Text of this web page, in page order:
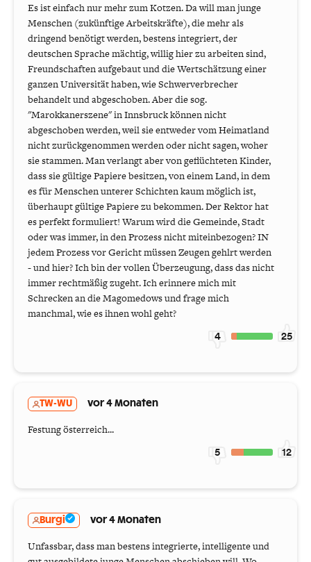
Es ist einfach nur mehr zum Kotzen. Da will man junge
Menschen (zukünftige Arbeitskräfte), die mehr als
dringend benötigt werden, bestens integriert, der
deutschen Sprache mächtig, willig hier zu arbeiten sind,
Freundschaften aufgebaut und die Wertschätzung einer
ganzen Universität haben, wie Schwerverbrecher
behandelt und abgeschoben. Aber die sog.
"Marokkanerszene" in Innsbruck können nicht
abgeschoben werden, weil sie entweder vom Heimatland
nicht zurückgenommen werden oder nicht sagen, woher
sie stammen. Man verlangt aber von geflüchteten Kinder,
dass sie gültige Papiere besitzen, von einem Land, in dem
es für Menschen unterer Schichten kaum möglich ist,
überhaupt gültige Papiere zu bekommen. Der Rektor hat
es perfekt formuliert! Warum wird die Gemeinde, Stadt
oder was immer, in den Prozess nicht miteinbezogen? IN
jedem Prozess vor Gericht müssen Zeugen gehlrt werden
- und hier? Ich bin der vollen Überzeugung, dass das nicht
immer rechtmäßig zugeht. Ich erinnere mich mit
Schrecken an die Magomedows und frage mich
manchmal, wie es ihnen wohl geht?
4 25
TW-WU vor 4 Monaten
Festung österreich...
5 12
Burgi vor 4 Monaten
Unfassbar, dass man bestens integrierte, intelligente und